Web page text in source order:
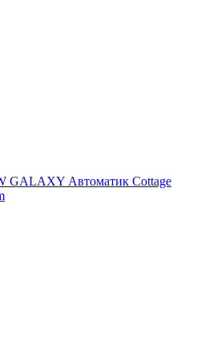
GALAXY Автоматик Cottage